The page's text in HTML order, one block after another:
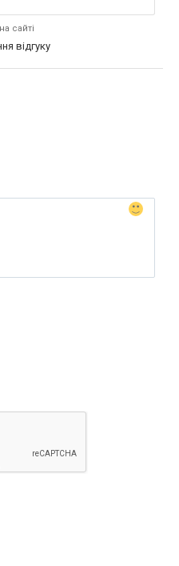
сайті
відгуку